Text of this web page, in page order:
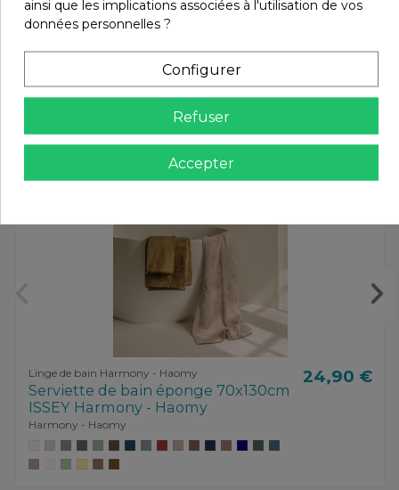
Linge de bain Harmony - Haomy
Serviette de bain éponge 70x130cm
ISSEY Harmony - Haomy
Harmony - Haomy
24,90 €
ainsi que les implications associées à l'utilisation de vos
données personnelles ?
Configurer
Refuser
Accepter